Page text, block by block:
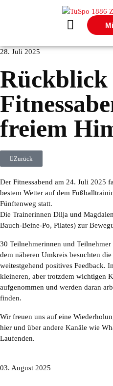
Verein
Mitgliedschaft
Kindeswohl
Gerätturnen
Gymnastik
Handball
Jedermannsport
Kinderturnen
Tennis
Trampolin
28. Juli 2025
Rückblick
freiem
Zurück
Der Fitnessabend am 24. Juli 2025
bestem Wetter auf dem
Fünftenweg statt.
Die Trainerinnen Dilja und
Bauch-Beine-Po, Pilates) zur
30 Teilnehmerinnen und Teilnehmer
dem näheren Umkreis besuchten
weitestgehend positives Feedback.
kleineren, aber trotzdem wichtigen
aufgenommen und werden daran
finden.
Wir freuen uns auf eine
hier und über andere Kanäle wie
Laufenden.
03. August 2025